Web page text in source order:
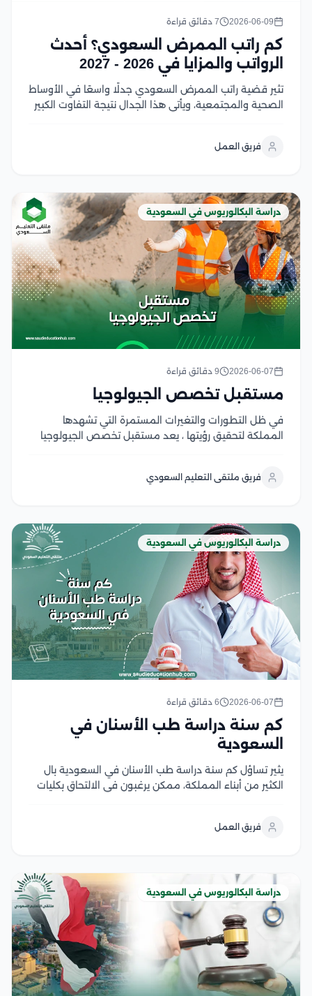
2026-06-09 7 دقائق قراءة
كم راتب الممرض السعودي؟ أحدث
الرواتب والمزايا في 2026 - 2027
تثير قضية راتب الممرض السعودي جدلًا واسعًا في الأوساط
الصحية والمجتمعية، ويأتي هذا الجدال نتيجة التفاوت الكبير
الخبرة والمؤهل العلمي والتخصص والقطاع الذي...
فريق العمل
دراسة البكالوريوس في السعودية
2026-06-07 9 دقائق قراءة
مستقبل تخصص الجيولوجيا
في ظل التطورات والتغيرات المستمرة التي تشهدها
المملكة لتحقيق رؤيتها ، يعد مستقبل تخصص الجيولوجيا
ترتكز رؤية المملكة بشكل أساسي على تحقيق التنويع في...
فريق ملتقى التعليم السعودي
دراسة البكالوريوس في السعودية
2026-06-07 6 دقائق قراءة
كم سنة دراسة طب الأسنان في
السعودية
يثير تساؤل كم سنة دراسة طب الأسنان في السعودية بال
الكثير من أبناء المملكة، ممكن يرغبون في الالتحاق بكليات
عليها، وتحرص الجامعات السعودية على...
فريق العمل
دراسة البكالوريوس في السعودية